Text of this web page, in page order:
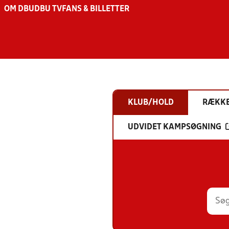
OM DBU DBU TV FANS & BILLETTER
KLUB/HOLD
UDVIDET KAMPSØGNING